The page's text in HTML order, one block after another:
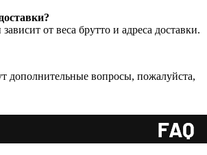
от веса брутто и адреса доставки.
дополнительные вопросы, пожалуйста,